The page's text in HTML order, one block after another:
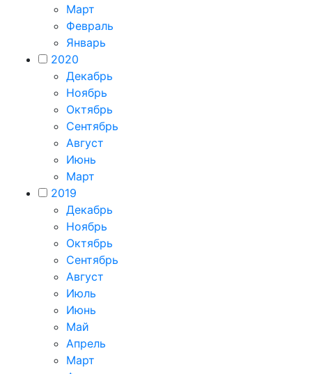
Март
Февраль
Январь
2020
Декабрь
Ноябрь
Октябрь
Сентябрь
Август
Июнь
Март
2019
Декабрь
Ноябрь
Октябрь
Сентябрь
Август
Июль
Июнь
Май
Апрель
Март